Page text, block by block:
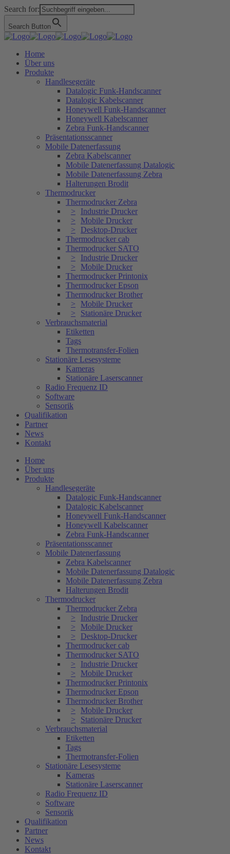
Search for:
Search Button
Home
Über uns
Produkte
Handlesegeräte
Datalogic Funk-Handscanner
Datalogic Kabelscanner
Honeywell Funk-Handscanner
Honeywell Kabelscanner
Zebra Funk-Handscanner
Präsentationsscanner
Mobile Datenerfassung
Zebra Kabelscanner
Mobile Datenerfassung Datalogic
Mobile Datenerfassung Zebra
Halterungen Brodit
Thermodrucker
Thermodrucker Zebra
Industrie Drucker
Mobile Drucker
Desktop-Drucker
Thermodrucker cab
Thermodrucker SATO
Industrie Drucker
Mobile Drucker
Thermodrucker Printonix
Thermodrucker Epson
Thermodrucker Brother
Mobile Drucker
Stationäre Drucker
Verbrauchsmaterial
Etiketten
Tags
Thermotransfer-Folien
Stationäre Lesesysteme
Kameras
Stationäre Laserscanner
Radio Frequenz ID
Software
Sensorik
Qualifikation
Partner
News
Kontakt
Home
Über uns
Produkte
Handlesegeräte
Datalogic Funk-Handscanner
Datalogic Kabelscanner
Honeywell Funk-Handscanner
Honeywell Kabelscanner
Zebra Funk-Handscanner
Präsentationsscanner
Mobile Datenerfassung
Zebra Kabelscanner
Mobile Datenerfassung Datalogic
Mobile Datenerfassung Zebra
Halterungen Brodit
Thermodrucker
Thermodrucker Zebra
Industrie Drucker
Mobile Drucker
Desktop-Drucker
Thermodrucker cab
Thermodrucker SATO
Industrie Drucker
Mobile Drucker
Thermodrucker Printonix
Thermodrucker Epson
Thermodrucker Brother
Mobile Drucker
Stationäre Drucker
Verbrauchsmaterial
Etiketten
Tags
Thermotransfer-Folien
Stationäre Lesesysteme
Kameras
Stationäre Laserscanner
Radio Frequenz ID
Software
Sensorik
Qualifikation
Partner
News
Kontakt